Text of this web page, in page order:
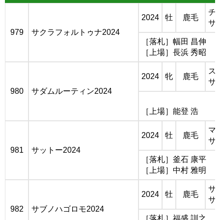
979 サクラフォルトゥナ2024
2024 牡 鹿毛
チ
サ
［落札］幅田 昌伸
［上場］長浜 秀昭
980 サダムルーティン2024
2024 牝 鹿毛
ス
サ
［上場］能登 浩
981 サットー2024
2024 牡 鹿毛
マ
サ
［落札］釜石 康平
［上場］中村 雅明
982 サブノハゴロモ2024
2024 牡 鹿毛
サ
サ
［落札］福盛 訓之